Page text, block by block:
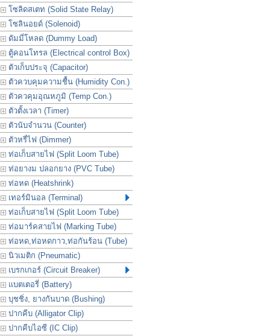
โซลิดสเตท (Solid State Relay)
โซลินอยด์ (Solenoid)
ดัมมี่โหลด (Dummy Load)
ตู้คอนโทรล (Electrical control Box)
ตัวเก็บประจุ (Capacitor)
ตัวควบคุมความชื้น (Humidity Con.)
ตัวควคุมอุณหภูมิ (Temp Con.)
ตัวตั้งเวลา (Timer)
ตัวนับจำนวน (Counter)
ตัวหรี่ไฟ (Dimmer)
ท่อเก็บสายไฟ (Split Loom Tube)
ท่อยางม ปลอกยาง (PVC Tube)
ท่อหด (Heatshrink)
เทอร์มินอล (Terminal)
ท่อเก็บสายไฟ (Split Loom Tube)
ท่อมาร์คสายไฟ (Marking Tube)
ท่อหด,ท่อหดกาว,ท่อกันร้อน (Tube)
นิวเมติก (Pneumatic)
เบรกเกอร์ (Circuit Breaker)
แบตเตอรี่ (Battery)
บุชชิ่ง, ยางกันบาด (Bushing)
ปากคีบ (Alligator Clip)
ปากคีบไอซี (IC Clip)